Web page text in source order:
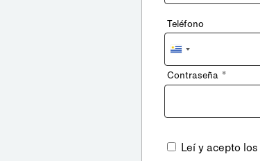
Teléfono
Uruguay
+598
Contraseña *
Leí y acepto los